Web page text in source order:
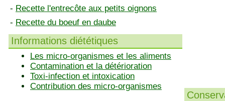
- Recette l'entrecôte aux petits oignons
- Recette du boeuf en daube
Informations diététiques
Les micro-organismes et les aliments
Contamination et la détérioration
Toxi-infection et intoxication
Contribution des micro-organismes